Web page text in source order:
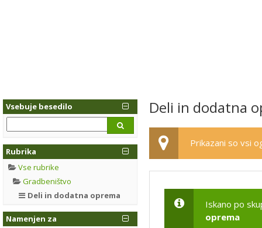
Vsebuje besedilo
Rubrika
Vse rubrike
Gradbeništvo
Deli in dodatna oprema
Namenjen za
Deli in dodatna
Prikazani so vsi
Iskano po
oprema